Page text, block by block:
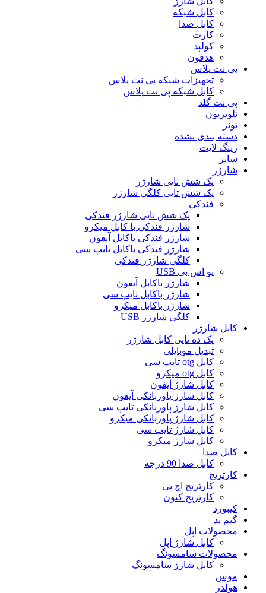
کابل شبکه
کابل صدا
کارت
کولپد
هدفون
پی نت پلاس
تجهیزات شبکه پی نت پلاس
کابل شبکه پی نت پلاس
پی نت گلد
تلویزیون
تونر
دسته بندی نشده
رینگ لایت
سایر
شارژر
پک شش تایی شارژر
پک شش تایی کلگی شارژر
فندکی
پک شش تایی شارژر فندکی
شارژر فندکی با کابل میکرو
شارژر فندکی باکابل آیفون
شارژر فندکی باکابل تایپ سی
کلگی شارژر فندکی
یو اس بی USB
شارژر باکابل آیفون
شارژر باکابل تایپ سی
شارژر باکابل میکرو
کلگی شارژر USB
کابل شارژر
پک ده تایی کابل شارژر
تبدیل موبایلی
کابل otg تایپ سی
کابل otg میکرو
کابل شارژ آیفون
کابل شارژ پاوربانکی آیفون
کابل شارژ پاوربانکی تایپ سی
کابل شارژ پاوربانکی میکرو
کابل شارژ تایپ سی
کابل شارژ میکرو
کابل صدا
کابل صدا 90 درجه
کارتریج
کارتریج اچ پی
کارتریج کنون
کیبورد
گیم پد
محصولات اپل
کابل شارژ اپل
محصولات سامسونگ
کابل شارژ سامسونگ
موس
هولدر